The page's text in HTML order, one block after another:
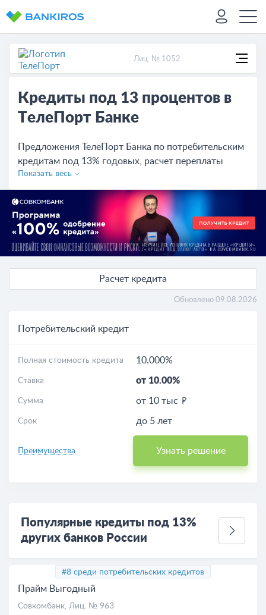
Лиц. № 1052
Кредиты под 13 процентов в
ТелеПорт Банке
Предложения ТелеПорт Банка по потребительским
кредитам под 13% годовых, расчет переплаты
калькулятором. Посмотрите условия, сравните с
другими банками, оставьте онлайн-заявку.
Показать весь
Расчет кредита
Обновлено 09.08.2026
Потребительский кредит
Полная стоимость кредита 10.000%
Ставка от 10.00%
Сумма от 10 тыс
Срок до 5 лет
Преимущества Узнать решение
Популярные кредиты под 13%
других банков России
#8 среди потребительских кредитов
Прайм Выгодный
Совкомбанк, Лиц. № 963